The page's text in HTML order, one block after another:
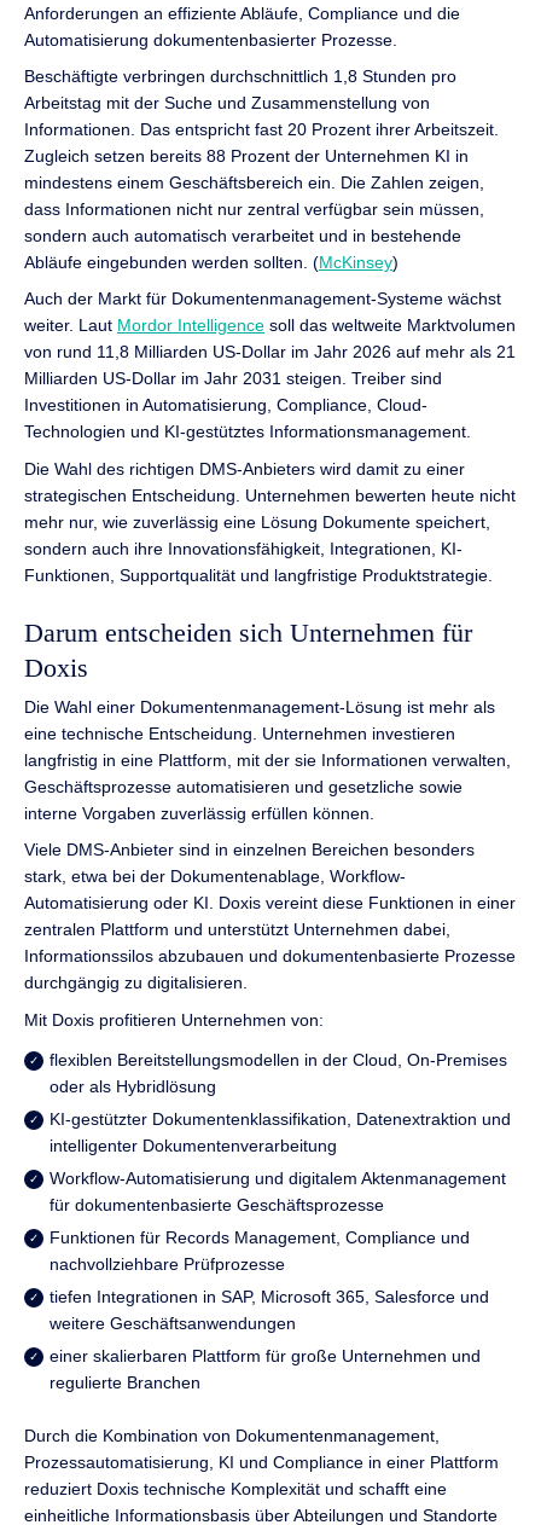
Anforderungen an effiziente Abläufe, Compliance und die
Automatisierung dokumentenbasierter Prozesse.
Beschäftigte verbringen durchschnittlich 1,8 Stunden pro
Arbeitstag mit der Suche und Zusammenstellung von
Informationen. Das entspricht fast 20 Prozent ihrer Arbeitszeit.
Zugleich setzen bereits 88 Prozent der Unternehmen KI in
mindestens einem Geschäftsbereich ein. Die Zahlen zeigen,
dass Informationen nicht nur zentral verfügbar sein müssen,
sondern auch automatisch verarbeitet und in bestehende
Abläufe eingebunden werden sollten. (McKinsey)
Auch der Markt für Dokumentenmanagement-Systeme wächst
weiter. Laut Mordor Intelligence soll das weltweite Marktvolumen
von rund 11,8 Milliarden US-Dollar im Jahr 2026 auf mehr als 21
Milliarden US-Dollar im Jahr 2031 steigen. Treiber sind
Investitionen in Automatisierung, Compliance, Cloud-
Technologien und KI-gestütztes Informationsmanagement.
Die Wahl des richtigen DMS-Anbieters wird damit zu einer
strategischen Entscheidung. Unternehmen bewerten heute nicht
mehr nur, wie zuverlässig eine Lösung Dokumente speichert,
sondern auch ihre Innovationsfähigkeit, Integrationen, KI-
Funktionen, Supportqualität und langfristige Produktstrategie.
Darum entscheiden sich Unternehmen für
Doxis
Die Wahl einer Dokumentenmanagement-Lösung ist mehr als
eine technische Entscheidung. Unternehmen investieren
langfristig in eine Plattform, mit der sie Informationen verwalten,
Geschäftsprozesse automatisieren und gesetzliche sowie
interne Vorgaben zuverlässig erfüllen können.
Viele DMS-Anbieter sind in einzelnen Bereichen besonders
stark, etwa bei der Dokumentenablage, Workflow-
Automatisierung oder KI. Doxis vereint diese Funktionen in einer
zentralen Plattform und unterstützt Unternehmen dabei,
Informationssilos abzubauen und dokumentenbasierte Prozesse
durchgängig zu digitalisieren.
Mit Doxis profitieren Unternehmen von:
flexiblen Bereitstellungsmodellen in der Cloud, On-Premises
oder als Hybridlösung
KI-gestützter Dokumentenklassifikation, Datenextraktion und
intelligenter Dokumentenverarbeitung
Workflow-Automatisierung und digitalem Aktenmanagement
für dokumentenbasierte Geschäftsprozesse
Funktionen für Records Management, Compliance und
nachvollziehbare Prüfprozesse
tiefen Integrationen in SAP, Microsoft 365, Salesforce und
weitere Geschäftsanwendungen
einer skalierbaren Plattform für große Unternehmen und
regulierte Branchen
Durch die Kombination von Dokumentenmanagement,
Prozessautomatisierung, KI und Compliance in einer Plattform
reduziert Doxis technische Komplexität und schafft eine
einheitliche Informationsbasis über Abteilungen und Standorte